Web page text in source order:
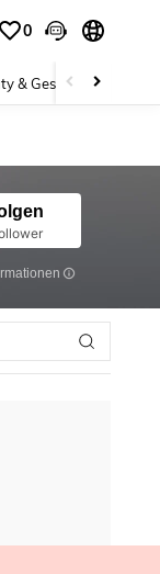
0
& Gesundheit